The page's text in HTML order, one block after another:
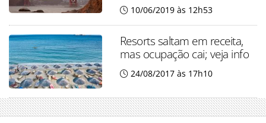
10/06/2019 às 12h53
Resorts saltam em receita,
mas ocupação cai; veja info
24/08/2017 às 17h10